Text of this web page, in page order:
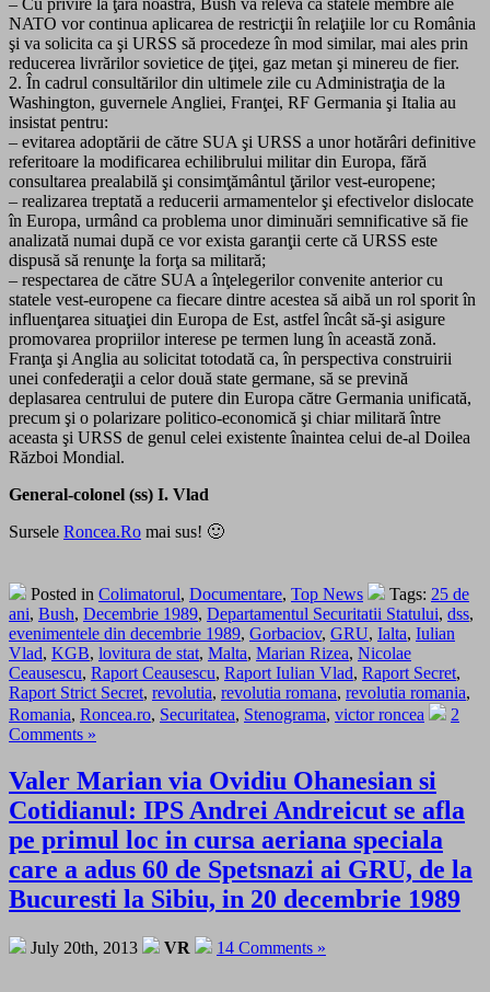
– Cu privire la ţara noastră, Bush va releva că statele membre ale
NATO vor continua aplicarea de restricţii în relaţiile lor cu România
şi va solicita ca şi URSS să procedeze în mod similar, mai ales prin
reducerea livrărilor sovietice de ţiţei, gaz metan şi minereu de fier.
2. În cadrul consultărilor din ultimele zile cu Administraţia de la
Washington, guvernele Angliei, Franţei, RF Germania şi Italia au
insistat pentru:
– evitarea adoptării de către SUA şi URSS a unor hotărâri definitive
referitoare la modificarea echilibrului militar din Europa, fără
consultarea prealabilă şi consimţământul ţărilor vest-europene;
– realizarea treptată a reducerii armamentelor şi efectivelor dislocate
în Europa, urmând ca problema unor diminuări semnificative să fie
analizată numai după ce vor exista garanţii certe că URSS este
dispusă să renunţe la forţa sa militară;
– respectarea de către SUA a înţelegerilor convenite anterior cu
statele vest-europene ca fiecare dintre acestea să aibă un rol sporit în
influenţarea situaţiei din Europa de Est, astfel încât să-şi asigure
promovarea propriilor interese pe termen lung în această zonă.
Franţa şi Anglia au solicitat totodată ca, în perspectiva construirii
unei confederaţii a celor două state germane, să se prevină
deplasarea centrului de putere din Europa către Germania unificată,
precum şi o polarizare politico-economică şi chiar militară între
aceasta şi URSS de genul celei existente înaintea celui de-al Doilea
Război Mondial.
General-colonel (ss) I. Vlad
Sursele Roncea.Ro mai sus! 🙂
Posted in Colimatorul, Documentare, Top News Tags: 25 de
ani, Bush, Decembrie 1989, Departamentul Securitatii Statului, dss,
evenimentele din decembrie 1989, Gorbaciov, GRU, Ialta, Iulian
Vlad, KGB, lovitura de stat, Malta, Marian Rizea, Nicolae
Ceausescu, Raport Ceausescu, Raport Iulian Vlad, Raport Secret,
Raport Strict Secret, revolutia, revolutia romana, revolutia romania,
Romania, Roncea.ro, Securitatea, Stenograma, victor roncea
2
Comments »
Valer Marian via Ovidiu Ohanesian si
Cotidianul: IPS Andrei Andreicut se afla
pe primul loc in cursa aeriana speciala
care a adus 60 de Spetsnazi ai GRU, de la
Bucuresti la Sibiu, in 20 decembrie 1989
July 20th, 2013 VR 14 Comments »